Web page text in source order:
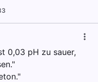
0,03 pH zu sauer,